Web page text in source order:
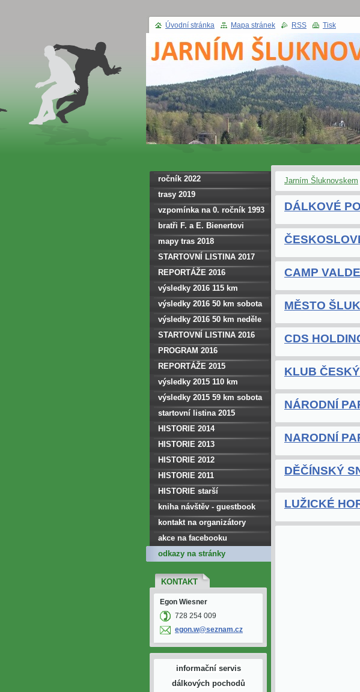
Jarním Šluknovskem
DÁLKOVÉ
CAMP
MĚSTO
CDS
KLUB
NÁRODNÍ
NARODNÍ
DĚČÍNSKÝ
LUŽICKÉ
ročník 2022
trasy 2019
vzpomínka na 0. ročník 1993
bratři F. a E. Bienertovi
mapy tras 2018
STARTOVNÍ LISTINA 2017
REPORTÁŽE 2016
výsledky 2016 115 km
výsledky 2016 50 km sobota
výsledky 2016 50 km neděle
STARTOVNÍ LISTINA 2016
PROGRAM 2016
REPORTÁŽE 2015
výsledky 2015 110 km
výsledky 2015 59 km sobota
startovní listina 2015
HISTORIE 2014
HISTORIE 2013
HISTORIE 2012
HISTORIE 2011
HISTORIE starší
kniha návštěv - guestbook
kontakt na organizátory
akce na facebooku
odkazy na stránky
KONTAKT
Egon Wiesner
728 254 009
egon.w@seznam.cz
informační servis
dálkových pochodů
Úvodní stránka Mapa stránek RSS Tisk